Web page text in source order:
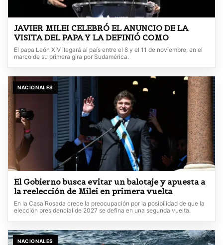
JAVIER MILEI CELEBRÓ EL ANUNCIO DE LA
VISITA DEL PAPA Y LA DEFINIÓ COMO
El papa León XIV llegará al país entre el 8 y el 11 de noviembre, en el
marco de su primera gira por Sudamérica.
NACIONALES
El Gobierno busca evitar un balotaje y apuesta a
la reelección de Milei en primera vuelta
En la Casa Rosada crece la preocupación por la posibilidad de que la
elección presidencial de 2027 se defina en una segunda vuelta.
NACIONALES